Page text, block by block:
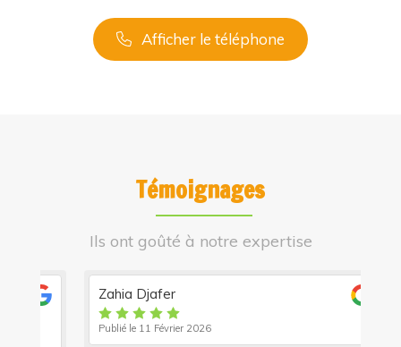
Afficher le téléphone
Témoignages
Ils ont goûté à notre expertise
Zahia Djafer
Publié le 11 Février 2026